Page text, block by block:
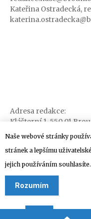
Kateřina Ostradecká,
Adresa redakce:
Klášterní 1, 550 01
Naše webové stránky
stránek a lepšímu
jejich používáním souhlasíte.
Rozumím